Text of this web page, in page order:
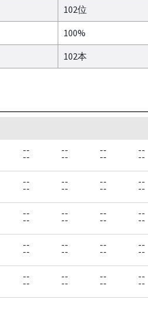
102位
100%
102本
--
--
--
--
--
--
--
--
--
--
--
--
--
--
--
--
--
--
--
--
--
--
--
--
--
--
--
--
--
--
--
--
--
--
--
--
--
--
--
--